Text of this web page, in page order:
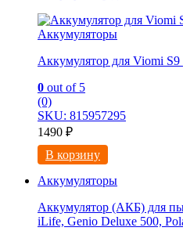
Аккумуляторы
Аккумулятор для Viomi
0 out of 5
(0)
SKU: 815957295
1490 ₽
В корзину
Аккумуляторы
Аккумулятор (АКБ) для
iLife, Genio Deluxe 500,